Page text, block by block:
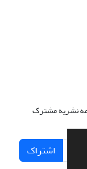
نشریه مشترک
اشتراک